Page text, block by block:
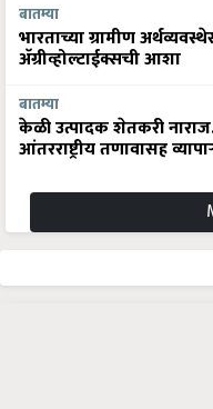
बातम्या
भारताच्या ग्रामीण
अ‍ॅग्रीव्होल्टाईक्सची आशा
बातम्या
केळी उत्पादक शेतकरी
आंतरराष्ट्रीय तणावासह